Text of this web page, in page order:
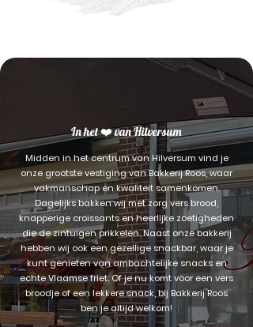
In het ❤️ van Hilversum
Midden in het centrum van Hilversum vind je
onze grootste vestiging van Bakkerij Roos, waar
vakmanschap en kwaliteit samenkomen.
Dagelijks bakken wij met zorg vers brood,
knapperige croissants en heerlijke zoetigheden
die de zintuigen prikkelen. Naast onze bakkerij
hebben wij ook een gezellige snackbar, waar je
kunt genieten van ambachtelijke snacks en
echte Vlaamse friet. Of je nu komt voor een vers
broodje of een lekkere snack, bij Bakkerij Roos
ben je altijd welkom!